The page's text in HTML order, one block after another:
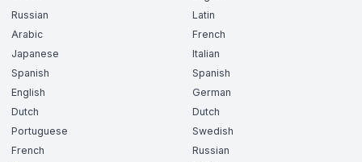
Russian
Arabic
Japanese
Spanish
English
Dutch
Portuguese
French
Latin
French
Italian
Spanish
German
Dutch
Swedish
Russian